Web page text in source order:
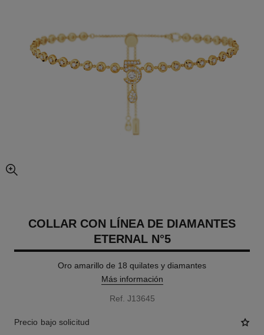
imagen agrandada
COLLAR CON LÍNEA DE DIAMANTES
ETERNAL N°5
Oro amarillo de 18 quilates y diamantes
Más información
Ref. J13645
Precio bajo solicitud